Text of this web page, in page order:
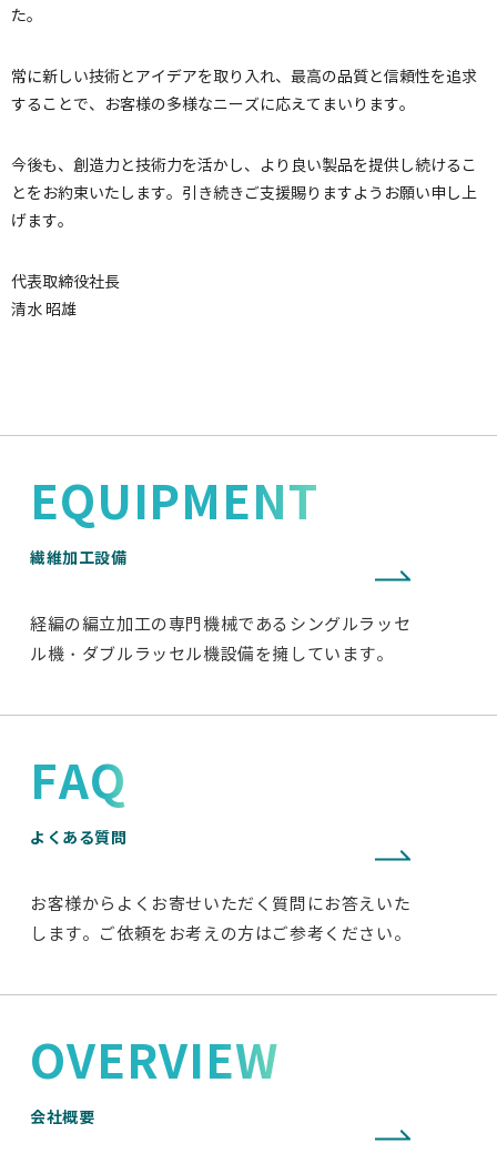
た。
常に新しい技術とアイデアを取り入れ、最高の品質と信頼性を追求
することで、お客様の多様なニーズに応えてまいります。
今後も、創造力と技術力を活かし、より良い製品を提供し続けるこ
とをお約束いたします。引き続きご支援賜りますようお願い申し上
げます。
代表取締役社長
清水 昭雄
EQUIPMENT
繊維加工設備
経編の編立加工の専門機械であるシングルラッセ
ル機・ダブルラッセル機設備を擁しています。
FAQ
よくある質問
お客様からよくお寄せいただく質問にお答えいた
します。ご依頼をお考えの方はご参考ください。
OVERVIEW
会社概要